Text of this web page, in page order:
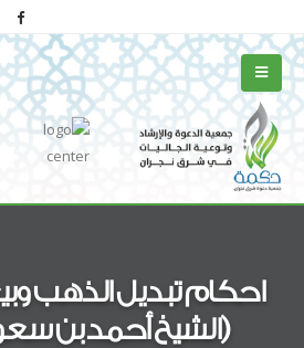
احكام تبديل الذهب
(الشيخ أحمد بن